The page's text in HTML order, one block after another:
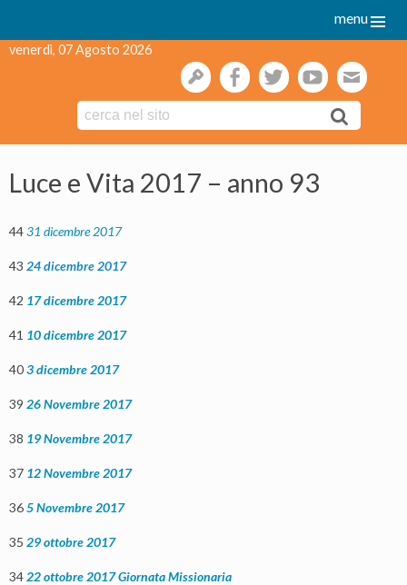
menu
venerdì, 07 Agosto 2026
gestionefacebooktwitteryoutube
to
content
Luce e Vita 2017 – anno 93
4431 dicembre 2017
43 24 dicembre 2017
42 17 dicembre 2017
41 10 dicembre 2017
403 dicembre 2017
39 26 Novembre 2017
38 19 Novembre 2017
37 12 Novembre 2017
365 Novembre 2017
35 29 ottobre 2017
3422 ottobre 2017 Giornata Missionaria